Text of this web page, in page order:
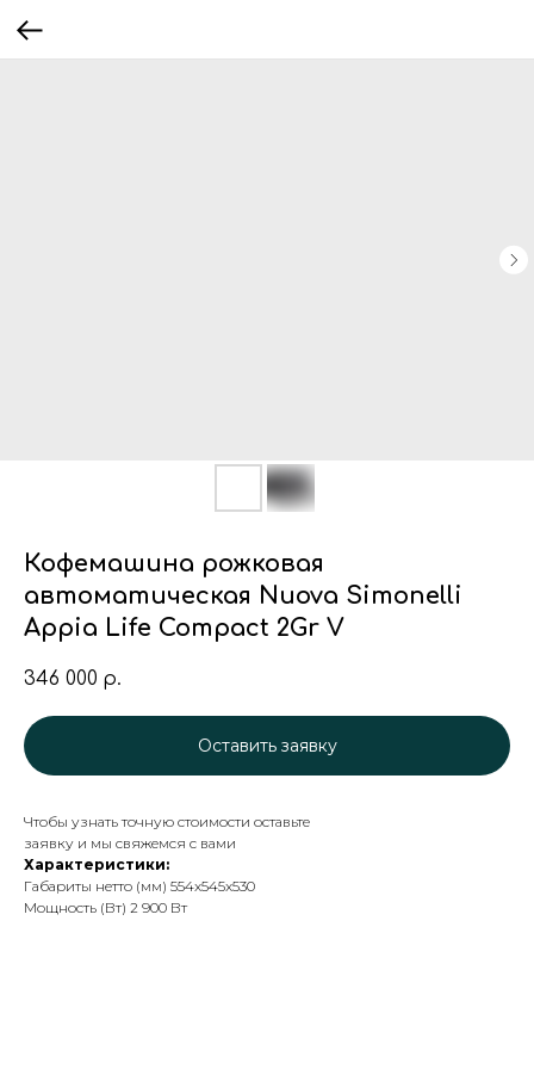
Кофемашина рожковая
автоматическая Nuova Simonelli
Appia Life Compact 2Gr V
346 000 р.
Оставить заявку
Чтобы узнать точную стоимости оставьте
заявку и мы свяжемся с вами
Характеристики:
Габариты нетто (мм) 554x545x530
Мощность (Вт) 2 900 Вт